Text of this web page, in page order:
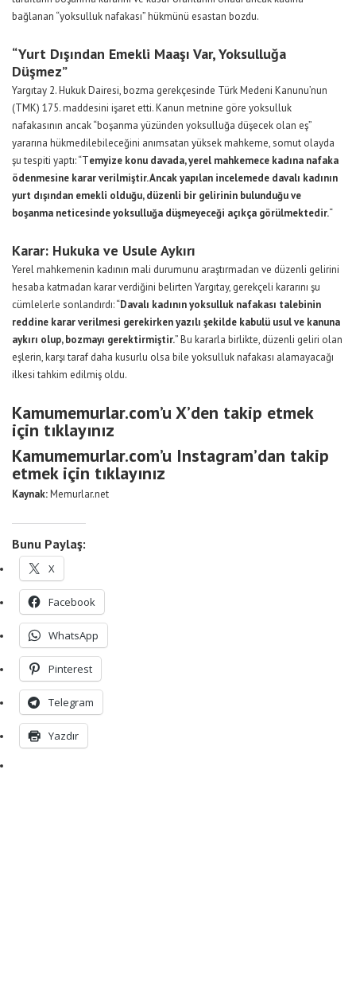
bağlanan “yoksulluk nafakası” hükmünü esastan bozdu.
“Yurt Dışından Emekli Maaşı Var, Yoksulluğa
Düşmez”
Yargıtay 2. Hukuk Dairesi, bozma gerekçesinde Türk Medeni Kanunu’nun
(TMK) 175. maddesini işaret etti. Kanun metnine göre yoksulluk
nafakasının ancak “boşanma yüzünden yoksulluğa düşecek olan eş”
yararına hükmedilebileceğini anımsatan yüksek mahkeme, somut olayda
şu tespiti yaptı: “Temyize konu davada, yerel mahkemece kadına nafaka
ödenmesine karar verilmiştir. Ancak yapılan incelemede davalı kadının
yurt dışından emekli olduğu, düzenli bir gelirinin bulunduğu ve
boşanma neticesinde yoksulluğa düşmeyeceği açıkça görülmektedir.“
Karar: Hukuka ve Usule Aykırı
Yerel mahkemenin kadının mali durumunu araştırmadan ve düzenli gelirini
hesaba katmadan karar verdiğini belirten Yargıtay, gerekçeli kararını şu
cümlelerle sonlandırdı: “Davalı kadının yoksulluk nafakası talebinin
reddine karar verilmesi gerekirken yazılı şekilde kabulü usul ve kanuna
aykırı olup, bozmayı gerektirmiştir.” Bu kararla birlikte, düzenli geliri olan
eşlerin, karşı taraf daha kusurlu olsa bile yoksulluk nafakası alamayacağı
ilkesi tahkim edilmiş oldu.
Kamumemurlar.com’u X’den takip etmek
için tıklayınız
Kamumemurlar.com’u Instagram’dan takip
etmek için tıklayınız
Kaynak:Memurlar.net
Bunu Paylaş:
X
Facebook
WhatsApp
Pinterest
Telegram
Yazdır